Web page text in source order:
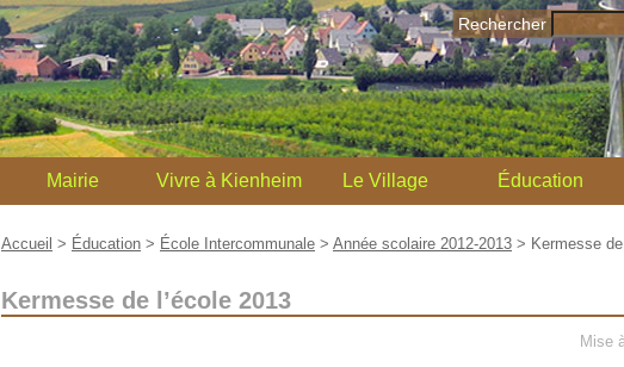
Rechercher
Mairie Vivre à Kienheim Le Village Éducation
Accueil > Éducation > École Intercommunale > Année scolaire 2012-2013 > Kermesse
Kermesse de l’école 2013
Mise